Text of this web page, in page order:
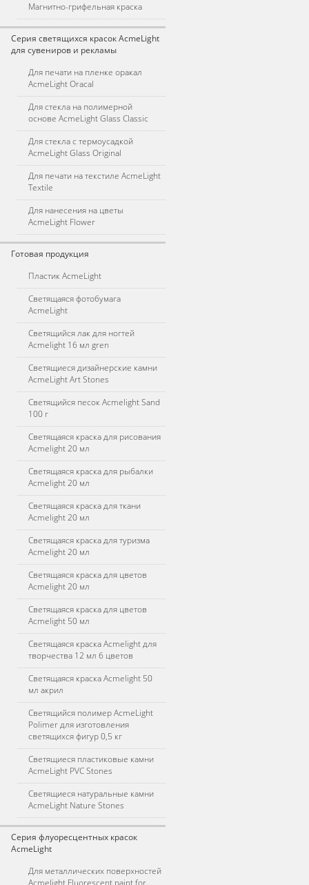
Магнитно-грифельная краска
Серия светящихся красок AcmeLight
для сувениров и рекламы
Для печати на пленке оракал
AcmeLight Oracal
Для стекла на полимерной
основе AcmeLight Glass Classic
Для стекла с термоусадкой
AcmeLight Glass Original
Для печати на текстиле AcmeLight
Textile
Для нанесения на цветы
AcmeLight Flower
Готовая продукция
Пластик AcmeLight
Светящаяся фотобумага
AcmeLight
Светящийся лак для ногтей
Acmelight 16 мл gren
Светящиеся дизайнерские камни
AcmeLight Art Stones
Светящийся песок Acmelight Sand
100 г
Светящаяся краска для рисования
Acmelight 20 мл
Светящаяся краска для рыбалки
Acmelight 20 мл
Светящаяся краска для ткани
Acmelight 20 мл
Светящаяся краска для туризма
Acmelight 20 мл
Светящаяся краска для цветов
Acmelight 20 мл
Светящаяся краска для цветов
Acmelight 50 мл
Светящаяся краска Acmelight для
творчества 12 мл 6 цветов
Светящаяся краска Acmelight 50
мл акрил
Светящийся полимер AcmeLight
Polimer для изготовления
светящихся фигур 0,5 кг
Светящиеся пластиковые камни
AcmeLight PVC Stones
Светящиеся натуральные камни
AcmeLight Nature Stones
Серия флуоресцентных красок
AcmeLight
Для металлических поверхностей
Acmelight Fluorescent paint for